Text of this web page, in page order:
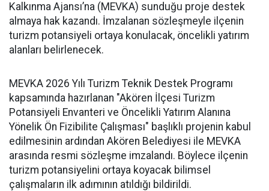
Kalkınma Ajansı’na (MEVKA) sunduğu proje destek
almaya hak kazandı. İmzalanan sözleşmeyle ilçenin
turizm potansiyeli ortaya konulacak, öncelikli yatırım
alanları belirlenecek.
MEVKA 2026 Yılı Turizm Teknik Destek Programı
kapsamında hazırlanan "Akören İlçesi Turizm
Potansiyeli Envanteri ve Öncelikli Yatırım Alanına
Yönelik Ön Fizibilite Çalışması" başlıklı projenin kabul
edilmesinin ardından Akören Belediyesi ile MEVKA
arasında resmi sözleşme imzalandı. Böylece ilçenin
turizm potansiyelini ortaya koyacak bilimsel
çalışmaların ilk adımının atıldığı bildirildi.